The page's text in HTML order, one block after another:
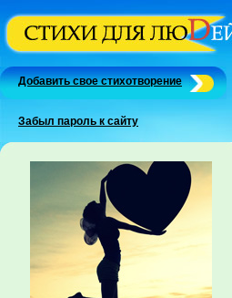
Добавить свое стихотворение
Забыл пароль к сайту